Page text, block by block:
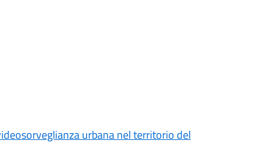
urbana nel territorio del